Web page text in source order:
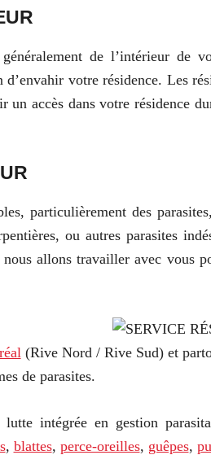
de l’intérieur
votre résidence. Les
un accès dans votre
particulièrement des
ou autres parasites
nous allons travailler avec
(Rive Nord / Rive Sud) et
de parasites.
intégrée en gestion
, blattes, perce-oreilles, guêpes,